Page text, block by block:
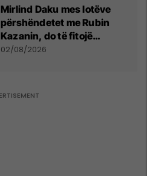
Mirlind Daku mes lotëve
përshëndetet me Rubin
Kazanin, do të fitojë
miliona te Spartak Moska
02/08/2026